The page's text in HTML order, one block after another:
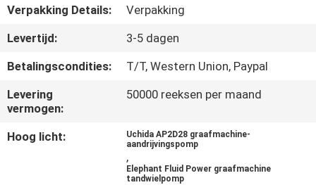
CONTACTEER
ONS
GEVALLEN
Verpakking Details:
Verpakking
Levertijd:
3-5 dagen
Betalingscondities:
T/T, Western Union, Paypal
Levering
vermogen:
50000 reeksen per maand
Hoog licht:
Uchida AP2D28 graafmachine-
aandrijvingspomp
,
Elephant Fluid Power graafmachine
tandwielpomp